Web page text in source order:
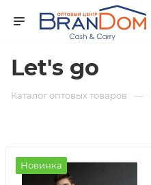
Let's go
Каталог оптовых товаров —
Новинка